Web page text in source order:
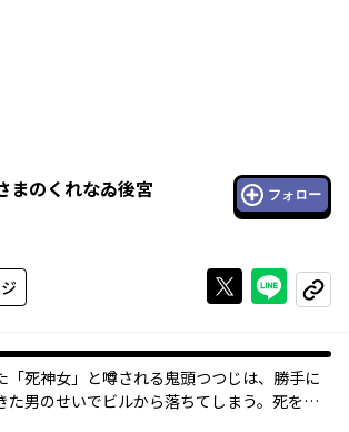
まのくれなゐ後宮 フォロー
Xで投稿する
ライン
コピー
「死神女」と噂される鬼頭つつじは、勝手に
た男のせいでビルから落ちてしまう。死を覚